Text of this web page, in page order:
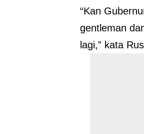
“Kan
gentleman
lagi,” kata